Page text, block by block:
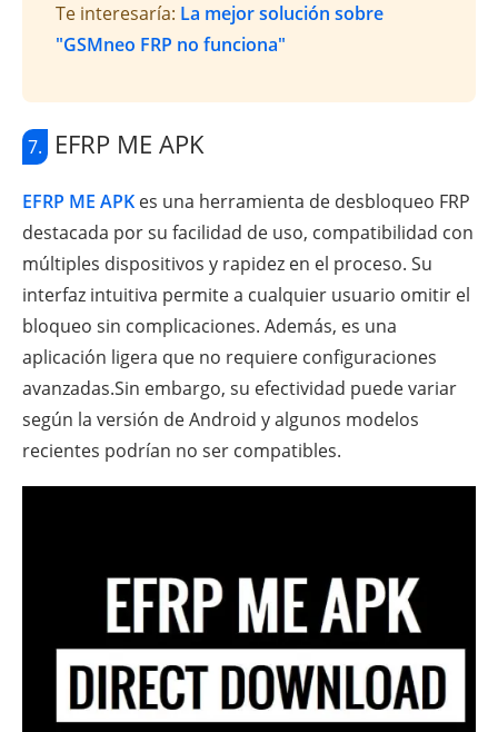
Te interesaría: La mejor solución sobre
"GSMneo FRP no funciona"
7. EFRP ME APK
EFRP ME APK es una herramienta de desbloqueo FRP
destacada por su facilidad de uso, compatibilidad con
múltiples dispositivos y rapidez en el proceso. Su
interfaz intuitiva permite a cualquier usuario omitir el
bloqueo sin complicaciones. Además, es una
aplicación ligera que no requiere configuraciones
avanzadas.Sin embargo, su efectividad puede variar
según la versión de Android y algunos modelos
recientes podrían no ser compatibles.